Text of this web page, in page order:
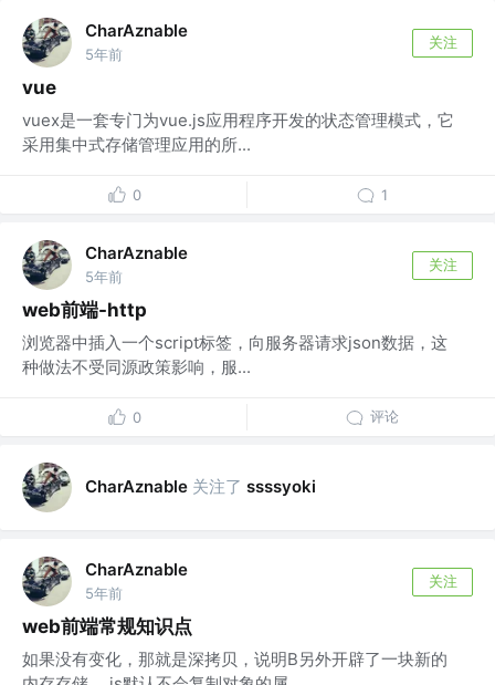
CharAznable
5年前
关注
vue
vuex是一套专门为vue.js应用程序开发的状态管理模式，它
采用集中式存储管理应用的所...
0 1
CharAznable
5年前
关注
web前端-http
浏览器中插入一个script标签，向服务器请求json数据，这
种做法不受同源政策影响，服...
0 评论
CharAznable 关注了 ssssyoki
CharAznable
5年前
关注
web前端常规知识点
如果没有变化，那就是深拷贝，说明B另外开辟了一块新的